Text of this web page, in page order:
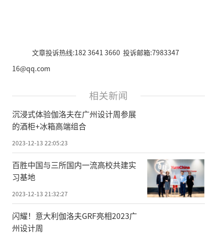
文章投诉热线:182 3641 3660 投诉邮箱:7983347
16@qq.com
相关新闻
沉浸式体验伽洛夫在广州设计周参展
的酒柜+冰箱高端组合
2023-12-13 22:05:23
百胜中国与三所国内一流高校共建实
习基地
2023-12-13 21:32:27
闪耀！意大利伽洛夫GRF亮相2023广
州设计周